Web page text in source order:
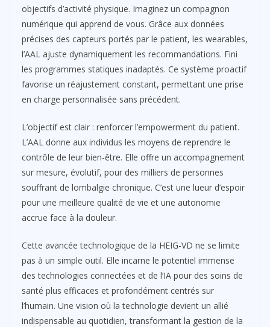
objectifs d’activité physique. Imaginez un compagnon
numérique qui apprend de vous. Grâce aux données
précises des capteurs portés par le patient, les wearables,
l’AAL ajuste dynamiquement les recommandations. Fini
les programmes statiques inadaptés. Ce système proactif
favorise un réajustement constant, permettant une prise
en charge personnalisée sans précédent.
L’objectif est clair : renforcer l’empowerment du patient.
L’AAL donne aux individus les moyens de reprendre le
contrôle de leur bien-être. Elle offre un accompagnement
sur mesure, évolutif, pour des milliers de personnes
souffrant de lombalgie chronique. C’est une lueur d’espoir
pour une meilleure qualité de vie et une autonomie
accrue face à la douleur.
Cette avancée technologique de la HEIG-VD ne se limite
pas à un simple outil. Elle incarne le potentiel immense
des technologies connectées et de l’IA pour des soins de
santé plus efficaces et profondément centrés sur
l’humain. Une vision où la technologie devient un allié
indispensable au quotidien, transformant la gestion de la